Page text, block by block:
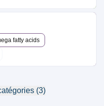
fatty acids
(3)